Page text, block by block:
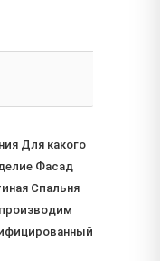
Для какого
Фасад
Спальня